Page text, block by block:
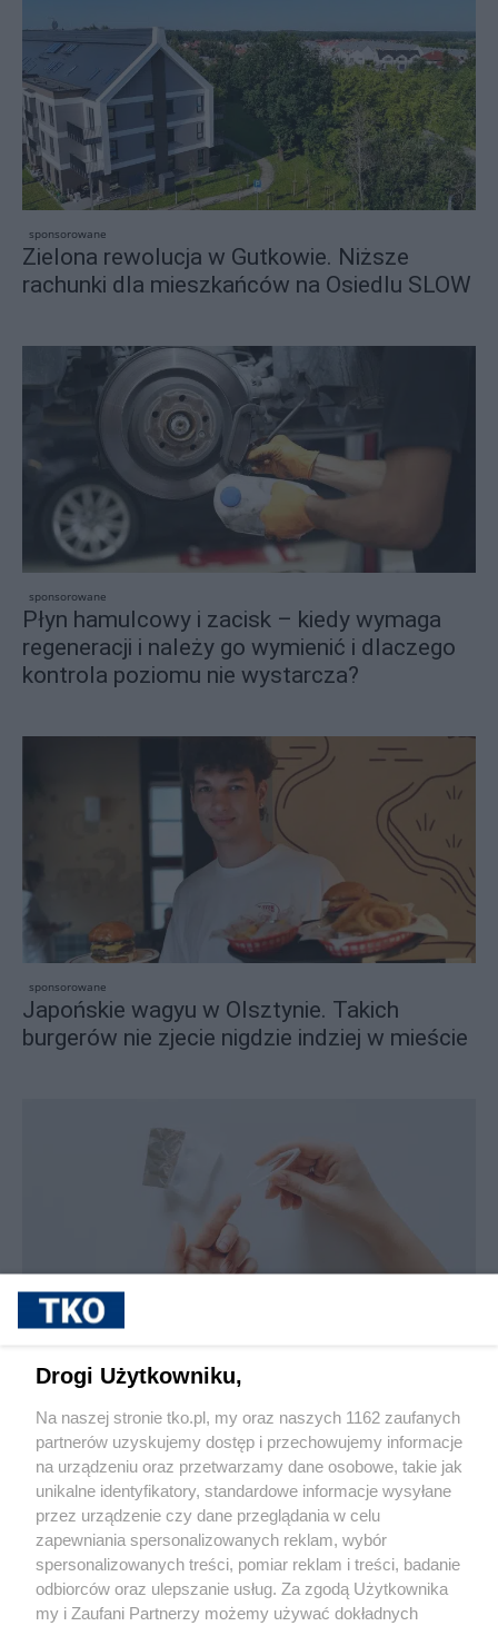
sponsorowane
Zielona rewolucja w Gutkowie. Niższe
rachunki dla mieszkańców na Osiedlu SLOW
sponsorowane
Płyn hamulcowy i zacisk – kiedy wymaga
regeneracji i należy go wymienić i dlaczego
kontrola poziomu nie wystarcza?
sponsorowane
Japońskie wagyu w Olsztynie. Takich
burgerów nie zjecie nigdzie indziej w mieście
Jak rozpoznać, że soczewki kontaktowe są
Pokaż więcej
Drogi Użytkowniku,
Na naszej stronie tko.pl, my oraz naszych 1162 zaufanych
partnerów uzyskujemy dostęp i przechowujemy informacje
na urządzeniu oraz przetwarzamy dane osobowe, takie jak
unikalne identyfikatory, standardowe informacje wysyłane
przez urządzenie czy dane przeglądania w celu
zapewniania spersonalizowanych reklam, wybór
spersonalizowanych treści, pomiar reklam i treści, badanie
odbiorców oraz ulepszanie usług. Za zgodą Użytkownika
my i Zaufani Partnerzy możemy używać dokładnych